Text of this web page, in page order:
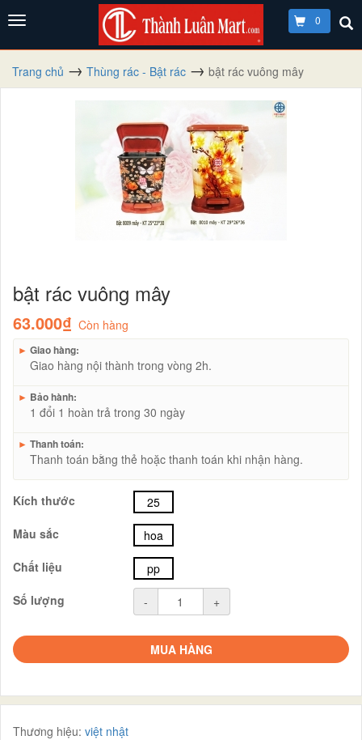
0
Trang chủ Thùng rác - Bật rác bật rác vuông mây
bật rác vuông mây
63.000₫ Còn hàng
► Giao hàng:
Giao hàng nội thành trong vòng 2h.
► Bảo hành:
1 đổi 1 hoàn trả trong 30 ngày
► Thanh toán:
Thanh toán bằng thẻ hoặc thanh toán khi nhận hàng.
Kích thước
25
Màu sắc
hoa
Chất liệu
pp
Số lượng
- +
MUA HÀNG
Thương hiệu: việt nhật